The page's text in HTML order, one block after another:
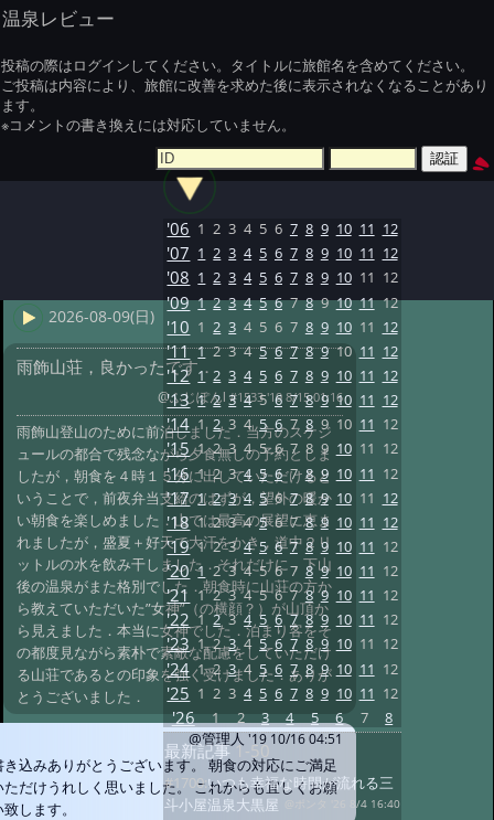
温泉レビュー
投稿の際はログインしてください。タイトルに旅館名を含めてください。
ご投稿は内容により、旅館に改善を求めた後に表示されなくなることがあり
ます。
※コメントの書き換えには対応していません。
2026-08-09(日)
雨飾山荘，良かったです．
@ふじぽんⅠ #1533 '19 8/15 01:16
雨飾山登山のために前泊しました．当方のスケジ
ュールの都合で残念ながら夕食無しの予約としま
したが，朝食を４時１５分に出していただけると
いうことで，前夜弁当支給のはずが，望外の暖か
い朝食を楽しめました．山では最高の展望に恵ま
れましたが，盛夏＋好天で大汗をかき，道中２リ
ットルの水を飲み干しました．それだけに，下山
後の温泉がまた格別でした．朝食時に山荘の方か
ら教えていただいた”女神”（の横顔？）が山頂か
ら見えました．本当に女神でした．泊まり客をそ
の都度見ながら素朴で素敵な配慮をしていただけ
る山荘であるとの印象を強く受けました．ありが
とうございました．
@管理人'19 10/16 04:51
き込みありがとうございます。 朝食の対応にご満足
ただけうれしく思いました。 これからも宜しくお願
します。
'06 1 2 3 4 5 6 7 8 9 10 11 12
'07 1 2 3 4 5 6 7 8 9 10 11 12
'08 1 2 3 4 5 6 7 8 9 10 11 12
'09 1 2 3 4 5 6 7 8 9 10 11 12
'10 1 2 3 4 5 6 7 8 9 10 11 12
'11 1 2 3 4 5 6 7 8 9 10 11 12
'12 1 2 3 4 5 6 7 8 9 10 11 12
'13 1 2 3 4 5 6 7 8 9 10 11 12
'14 1 2 3 4 5 6 7 8 9 10 11 12
'15 1 2 3 4 5 6 7 8 9 10 11 12
'16 1 2 3 4 5 6 7 8 9 10 11 12
'17 1 2 3 4 5 6 7 8 9 10 11 12
'18 1 2 3 4 5 6 7 8 9 10 11 12
'19 1 2 3 4 5 6 7 8 9 10 11 12
'20 1 2 3 4 5 6 7 8 9 10 11 12
'21 1 2 3 4 5 6 7 8 9 10 11 12
'22 1 2 3 4 5 6 7 8 9 10 11 12
'23 1 2 3 4 5 6 7 8 9 10 11 12
'24 1 2 3 4 5 6 7 8 9 10 11 12
'25 1 2 3 4 5 6 7 8 9 10 11 12
'26 1 2 3 4 5 6 7 8
最新記事1-50
#1700:いつも幸福な時間が流れる三
斗小屋温泉大黒屋
@ポンタ '26 8/4 16:40